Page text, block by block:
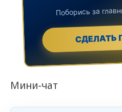
Поборись за
СДЕЛАТЬ
Мини-чат